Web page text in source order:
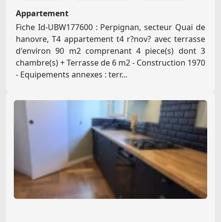
Appartement
Fiche Id-UBW177600 : Perpignan, secteur Quai de
hanovre, T4 appartement t4 r?nov? avec terrasse
d'environ 90 m2 comprenant 4 piece(s) dont 3
chambre(s) + Terrasse de 6 m2 - Construction 1970
- Equipements annexes : terr...